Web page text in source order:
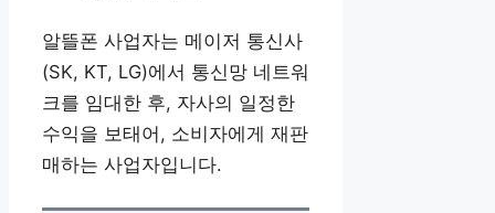
알뜰폰 사업자는 메이저 통신사
(SK, KT, LG)에서 통신망 네트워
크를 임대한 후, 자사의 일정한
수익을 보태어, 소비자에게 재판
매하는 사업자입니다.